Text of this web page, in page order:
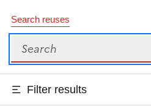
Search reuses
Search
Filter results